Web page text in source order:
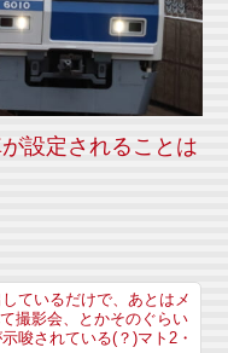
設定されることは
ているだけで、あとはメ
撮影会、とかそのぐらい
唆されている(？)マト2・